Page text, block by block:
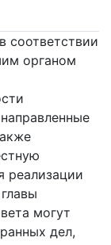
в соответствии
органом
реализации
могут
дел,